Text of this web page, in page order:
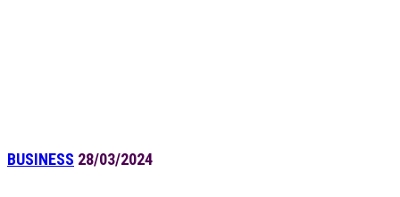
BUSINESS 28/03/2024